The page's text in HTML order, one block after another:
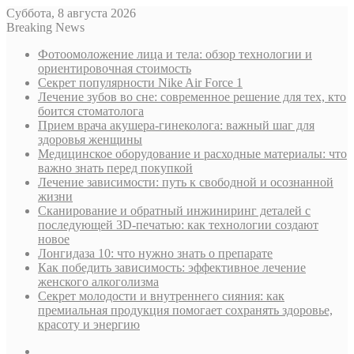
Суббота, 8 августа 2026
Breaking News
Фотоомоложение лица и тела: обзор технологии и
ориентировочная стоимость
Секрет популярности Nike Air Force 1
Лечение зубов во сне: современное решение для тех, кто
боится стоматолога
Прием врача акушера-гинеколога: важный шаг для
здоровья женщины
Медицинское оборудование и расходные материалы: что
важно знать перед покупкой
Лечение зависимости: путь к свободной и осознанной
жизни
Сканирование и обратный инжиниринг деталей с
последующей 3D-печатью: как технологии создают
новое
Лонгидаза 10: что нужно знать о препарате
Как победить зависимость: эффективное лечение
женского алкоголизма
Секрет молодости и внутреннего сияния: как
премиальная продукция помогает сохранять здоровье,
красоту и энергию